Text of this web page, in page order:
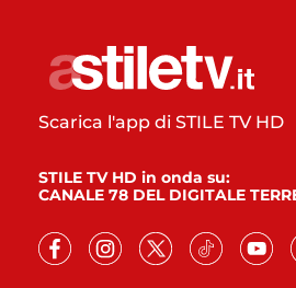
Scarica l'app di STILE TV HD
STILE TV HD in onda su:
CANALE 78 DEL DIGITALE